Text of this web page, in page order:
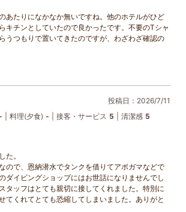
あたりになかなか無いですね。他のホテルがひど
キチンとしていたので良かったです。不要のTシャ
うつもりで置いてきたのですが、わざわざ確認の
投稿日：2026/7/11
料理(夕食) - 接客・サービス 5 清潔感 5
た。
ので、恩納潜水でタンクを借りてアポガマなどで
ダイビングショップにはお世話になりませんでし
タッフはとても親切に接してくれました。特別に
てくれてとても恐縮してしまいました。ありがと